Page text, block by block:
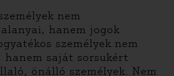
nem
hanem jogok
személyek nem
hanem saját sorsukért
önálló személyek. Nem